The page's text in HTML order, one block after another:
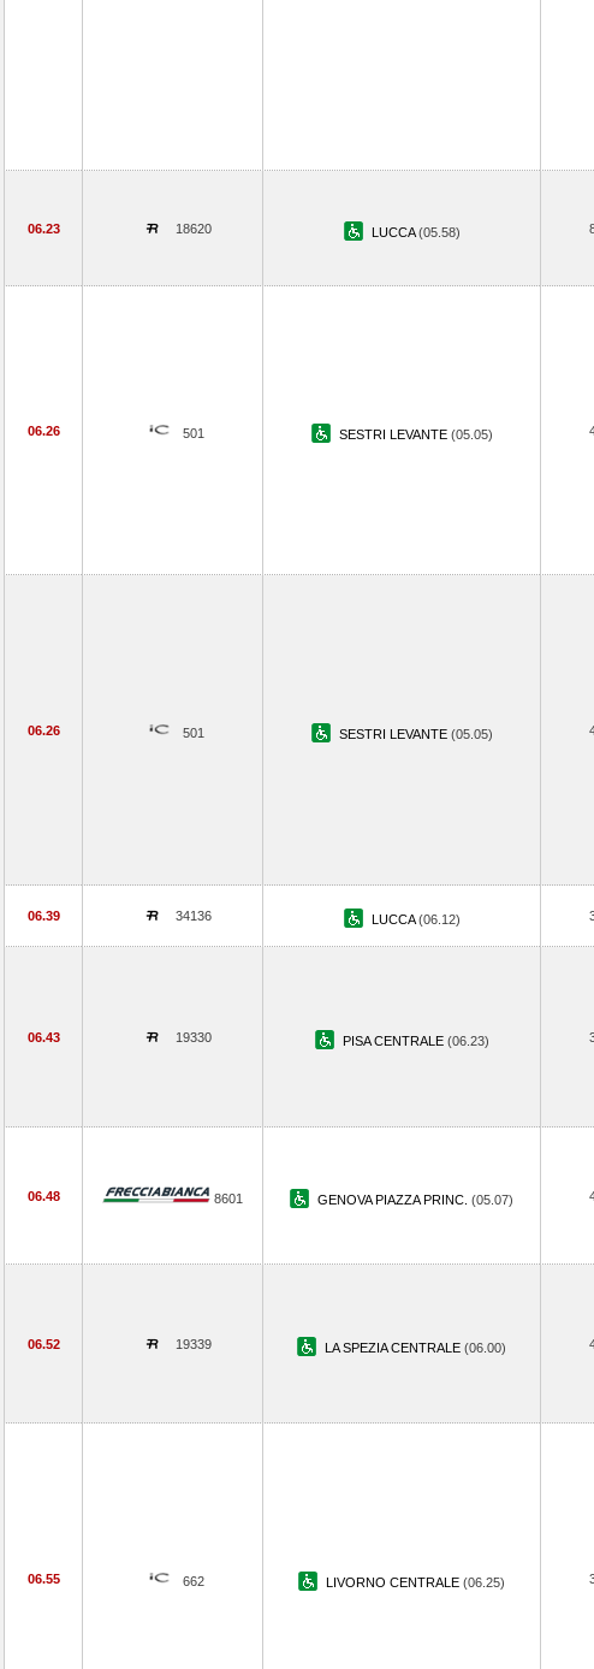
06.23 18620 LUCCA(05.58)
06.26 501 SESTRI LEVANTE (05.05)
06.26 501 SESTRI LEVANTE (05.05)
06.39 34136 LUCCA(06.12)
06.43 19330 PISA CENTRALE (06.23)
06.48 8601 GENOVA PIAZZA PRINC. (05.07)
06.52 19339 LA SPEZIA CENTRALE (06.00)
06.55 662 LIVORNO CENTRALE (06.25)